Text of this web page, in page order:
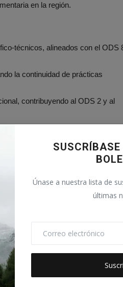
Únase a nuestra lista de
últimas
en la región.
técnicos, alineados con el ODS
la continuidad de prácticas
contribuyendo al ODS 2 y al
(ODS) se
destacados
de alta calidad y fomento de
relacionado con el objetivo de
de agua, lo cual está vinculado con